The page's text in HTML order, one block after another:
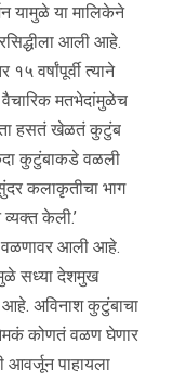
यामुळे या मालिकेने
आली आहे.
वर्षांपूर्वी त्याने
वैचारिक मतभेदांमुळेच
हसतं खेळतं कुटुंब
कुटुंबाकडे वळली
कलाकृतीचा भाग
व्यक्त केली.’
वळणावर आली आहे.
सध्या देशमुख
अविनाश कुटुंबाचा
कोणतं वळण घेणार
आवर्जून पाहायला